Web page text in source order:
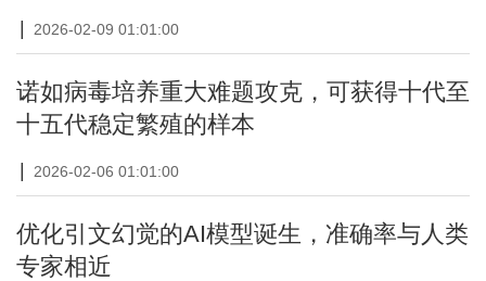
2026-02-09 01:01:00
诺如病毒培养重大难题攻克，可获得十代至
十五代稳定繁殖的样本
2026-02-06 01:01:00
优化引文幻觉的AI模型诞生，准确率与人类
专家相近